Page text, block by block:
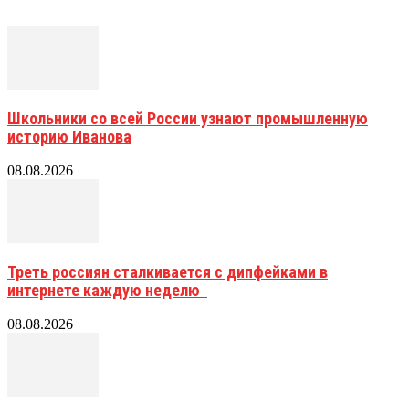
Школьники со всей России узнают промышленную
историю Иванова
08.08.2026
Треть россиян сталкивается с дипфейками в
интернете каждую неделю
08.08.2026